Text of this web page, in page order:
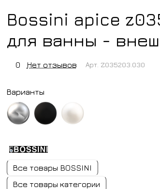
Bossini apice
для ванны -
0 Нет отзывов Арт. Z035203.030
Варианты
матовыйматовый
Все товары BOSSINI
Все товары категории